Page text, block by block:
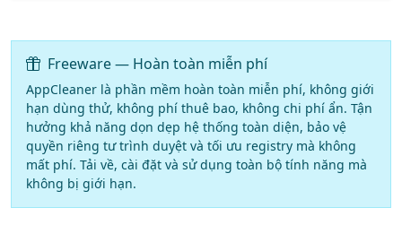
Freeware — Hoàn toàn miễn phí
AppCleaner là phần mềm hoàn toàn miễn phí, không giới
hạn dùng thử, không phí thuê bao, không chi phí ẩn. Tận
hưởng khả năng dọn dẹp hệ thống toàn diện, bảo vệ
quyền riêng tư trình duyệt và tối ưu registry mà không
mất phí. Tải về, cài đặt và sử dụng toàn bộ tính năng mà
không bị giới hạn.